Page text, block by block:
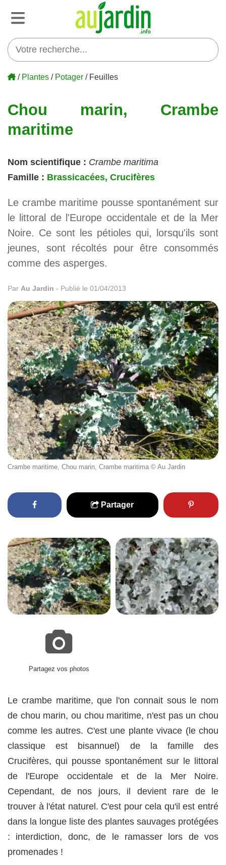
/ Plantes / Potager / Feuilles
Chou marin, Crambe
maritime
Nom scientifique : Crambe maritima
Famille : Brassicacées, Crucifères
Le crambe maritime pousse spontanément sur
le littoral de l'Europe occidentale et de la Mer
Noire. Ce sont les pétioles qui, lorsqu'ils sont
jeunes, sont récoltés pour être consommés
comme des asperges.
Par Au Jardin - Publié le 01/04/2013
Crambe maritime, Chou marin, Crambe maritima © Au Jardin
Partager
Partagez vos photos
Le crambe maritime, que l'on connait sous le nom
de chou marin, ou chou maritime, n'est pas un chou
comme les autres. C'est une plante vivace (le chou
classique est bisannuel) de la famille des
Crucifères, qui pousse spontanément sur le littoral
de l'Europe occidentale et de la Mer Noire.
Cependant, de nos jours, il devient rare de le
trouver à l'état naturel. C'est pour cela qu'il est entré
dans la longue liste des plantes sauvages protégées
: interdiction, donc, de le ramasser lors de vos
promenades !